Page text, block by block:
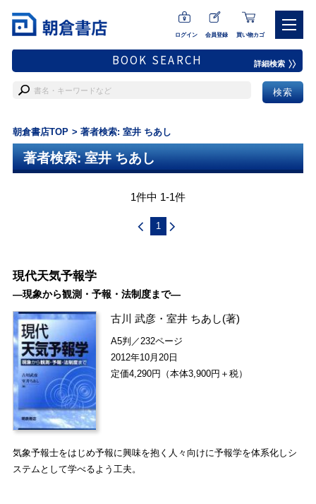
ログイン 会員登録 買い物カゴ
BOOK SEARCH 詳細検索
朝倉書店TOP 著者検索: 室井 ちあし
著者検索: 室井 ちあし
1件中 1-1件
1
現代天気予報学
―現象から観測・予報・法制度まで―
古川 武彦 ・室井 ちあし(著)
A5判／232ページ
2012年10月20日
定価4,290円（本体3,900円＋税）
気象予報士をはじめ予報に興味を抱く人々向けに予報学を体系化しシ
ステムとして学べるよう工夫。